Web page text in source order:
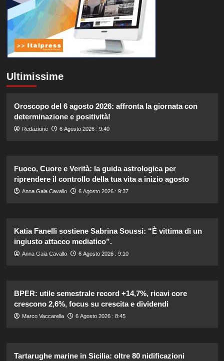
Ultimissime
Oroscopo del 6 agosto 2026: affronta la giornata con
determinazione e positività!
Redazione 6 Agosto 2026 : 9:40
Fuoco, Cuore e Verità: la guida astrologica per
riprendere il controllo della tua vita a inizio agosto
Anna Gaia Cavallo 6 Agosto 2026 : 9:37
Katia Fanelli sostiene Sabrina Soussi: “È vittima di un
ingiusto attacco mediatico”.
Anna Gaia Cavallo 6 Agosto 2026 : 9:10
BPER: utile semestrale record +14,7%, ricavi core
crescono 2,6%, focus su crescita e dividendi
Marco Vaccarella 6 Agosto 2026 : 8:45
Tartarughe marine in Sicilia: oltre 80 nidificazioni